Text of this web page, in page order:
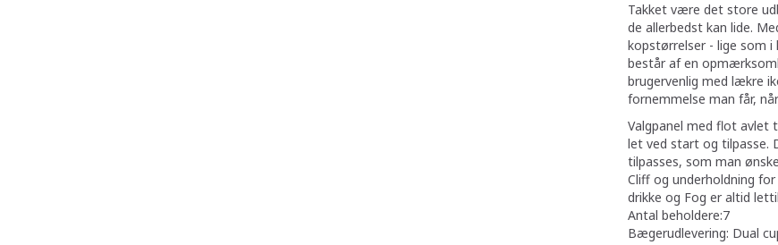
Takket være det store
de allerbedst kan lide.
kopstørrelser - lige som i
består af en
brugervenlig med lækre
fornemmelse man får,
Valgpanel med flot avlet
let ved start og tilpasse.
tilpasses, som man
Cliff og underholdning
drikke og Fog er altid
Antal beholdere:7
Bægerudlevering: Dual